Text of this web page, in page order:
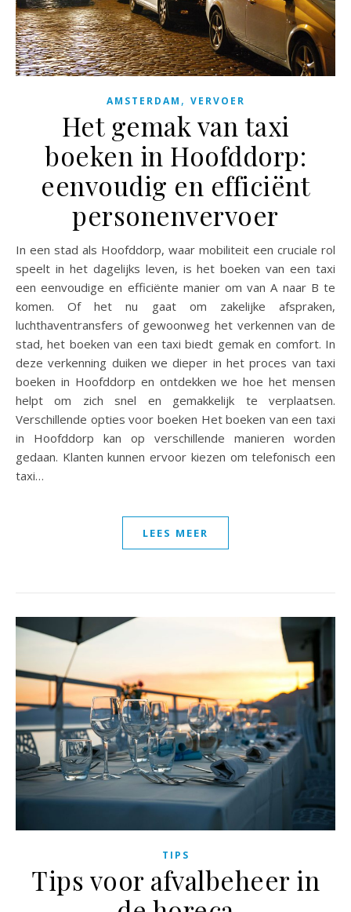
AMSTERDAM , VERVOER
Het gemak van taxi
boeken in Hoofddorp:
eenvoudig en efficiënt
personenvervoer
In een stad als Hoofddorp, waar mobiliteit een cruciale rol
speelt in het dagelijks leven, is het boeken van een taxi
een eenvoudige en efficiënte manier om van A naar B te
komen. Of het nu gaat om zakelijke afspraken,
luchthaventransfers of gewoonweg het verkennen van de
stad, het boeken van een taxi biedt gemak en comfort. In
deze verkenning duiken we dieper in het proces van taxi
boeken in Hoofddorp en ontdekken we hoe het mensen
helpt om zich snel en gemakkelijk te verplaatsen.
Verschillende opties voor boeken Het boeken van een taxi
in Hoofddorp kan op verschillende manieren worden
gedaan. Klanten kunnen ervoor kiezen om telefonisch een
taxi…
LEES MEER
TIPS
Tips voor afvalbeheer in